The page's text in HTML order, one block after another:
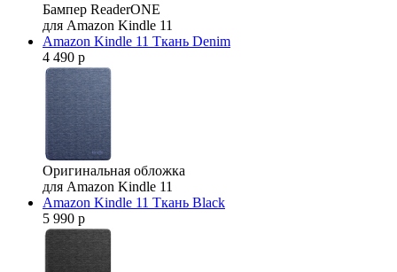
Бампер ReaderONE
для Amazon Kindle 11
Amazon Kindle 11 Ткань Denim
4 490 р
Оригинальная обложка
для Amazon Kindle 11
Amazon Kindle 11 Ткань Black
5 990 р